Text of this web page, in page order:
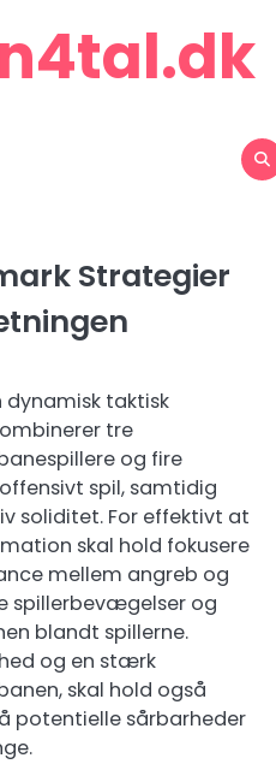
Strategier
taktisk
tre
og fire
spil, samtidig
soliditet. For effektivt at
skal hold fokusere
mellem angreb og
spillerbevægelser og
blandt spillerne.
og en stærk
skal hold også
sårbarheder